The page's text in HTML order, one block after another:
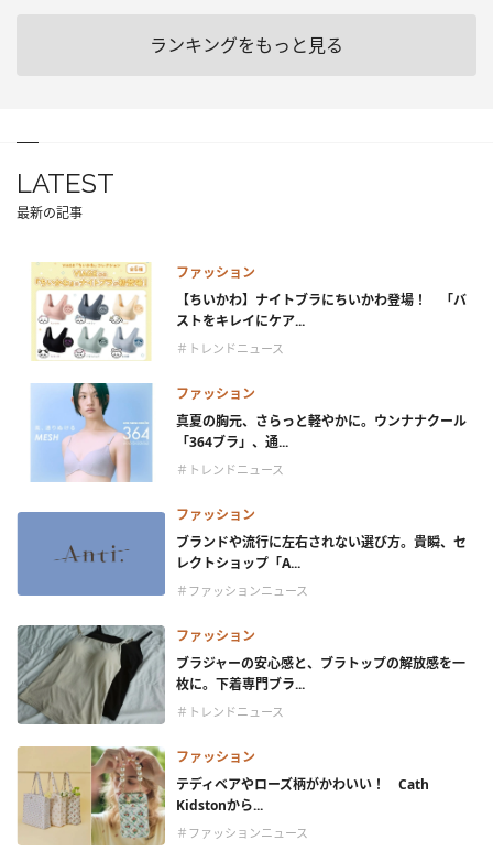
ランキングをもっと見る
LATEST
最新の記事
ファッション
【ちいかわ】ナイトブラにちいかわ登場！ 「バ
ストをキレイにケア...
＃トレンドニュース
ファッション
真夏の胸元、さらっと軽やかに。ウンナナクール
「364ブラ」、通...
＃トレンドニュース
ファッション
ブランドや流行に左右されない選び方。貴瞬、セ
レクトショップ「A...
＃ファッションニュース
ファッション
ブラジャーの安心感と、ブラトップの解放感を一
枚に。下着専門ブラ...
＃トレンドニュース
ファッション
テディベアやローズ柄がかわいい！ Cath
Kidstonから...
＃ファッションニュース